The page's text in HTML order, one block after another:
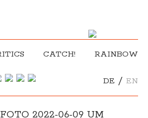
CATCH! RAINBOW
DE / EN
2022-06-09 UM